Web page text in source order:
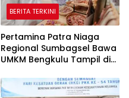
BERITA TERKINI
Pertamina Patra Niaga
Regional Sumbagsel Bawa
UMKM Bengkulu Tampil di
2026